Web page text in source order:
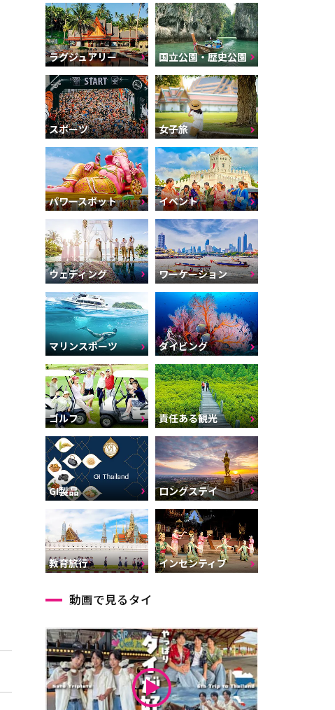
ラグジュアリー 国立公園・歴史公園
スポーツ 女子旅
パワースポット イベント
ウェディング ワーケーション
マリンスポーツ ダイビング
ゴルフ 責任ある観光
GI製品 ロングステイ
教育旅行 インセンティブ
動画で見るタイ